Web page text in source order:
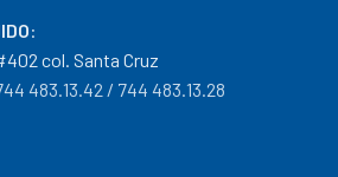
:
col. Santa Cruz
483.13.42 / 744 483.13.28